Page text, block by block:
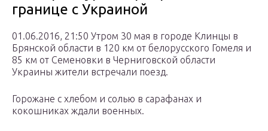
границе с Украиной
01.06.2016, 21:50 Утром 30 мая в городе Клинцы в
Брянской области в 120 км от белорусского Гомеля и
85 км от Семеновки в Черниговской области
Украины жители встречали поезд.
Горожане с хлебом и солью в сарафанах и
кокошниках ждали военных.